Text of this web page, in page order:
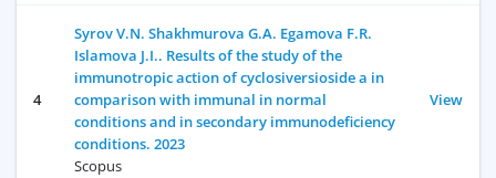
4
Syrov V.N. Shakhmurova G.A. Egamova F.R.
Islamova J.I.. Results of the study of the
immunotropic action of cyclosiversioside a in
comparison with immunal in normal
conditions and in secondary immunodeficiency
conditions. 2023
Scopus
View